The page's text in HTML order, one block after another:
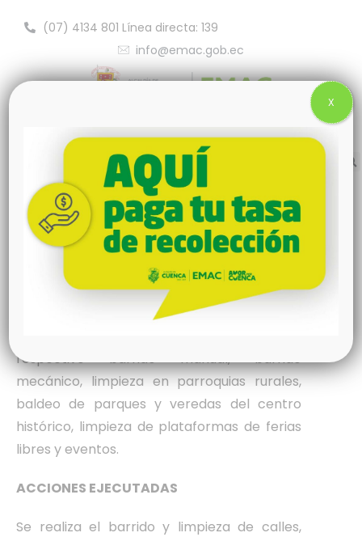
info@emac.gob.ec
(07) 4134 801 Línea directa: 139
Barrido y Limpieza
La Unidad de Barrido, se encarga de
mantener limpia la ciudad durante los 365
días del año, y refuerza su actividad de
limpieza durante los eventos por fiestas
respectivo barrido manual, barrido
mecánico, limpieza en parroquias rurales,
baldeo de parques y veredas del centro
histórico, limpieza de plataformas de ferias
libres y eventos.
ACCIONES EJECUTADAS
Se realiza el barrido y limpieza de calles,
X